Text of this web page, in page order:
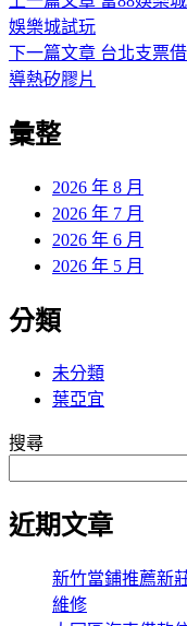
文
章
導
覽
篇
娛樂城試玩
下一篇文章 下
台北支票
導熱矽膠片
彙整
2026 年 8 月
2026 年 7 月
2026 年 6 月
2026 年 5 月
分類
未分類
葉亞宜
搜尋
近期文章
新竹當鋪推薦新
維修